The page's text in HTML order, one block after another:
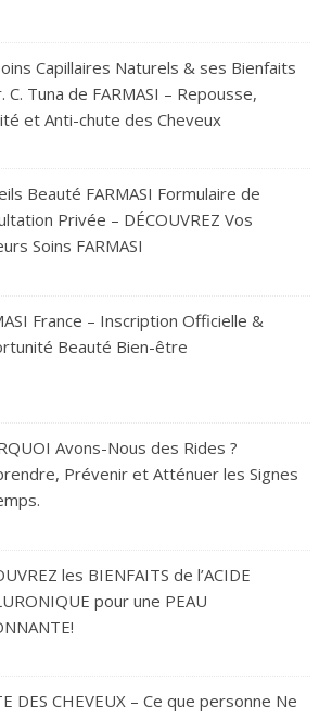
Capillaires Naturels & ses Bienfaits
C. Tuna de FARMASI – Repousse,
et Anti-chute des Cheveux
Beauté FARMASI Formulaire de
Privée – DÉCOUVREZ Vos
Soins FARMASI
France – Inscription Officielle &
Beauté Bien-être
Avons-Nous des Rides ?
Prévenir et Atténuer les Signes
les BIENFAITS de l’ACIDE
pour une PEAU
DES CHEVEUX – Ce que personne Ne